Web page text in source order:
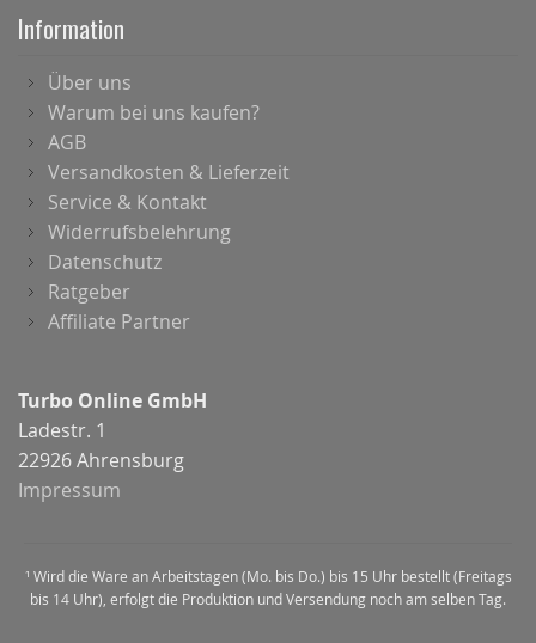
Information
Über uns
Warum bei uns kaufen?
AGB
Versandkosten & Lieferzeit
Service & Kontakt
Widerrufsbelehrung
Datenschutz
Ratgeber
Affiliate Partner
Turbo Online GmbH
Ladestr. 1
22926 Ahrensburg
Impressum
¹ Wird die Ware an Arbeitstagen (Mo. bis Do.) bis 15 Uhr bestellt (Freitags
bis 14 Uhr), erfolgt die Produktion und Versendung noch am selben Tag.